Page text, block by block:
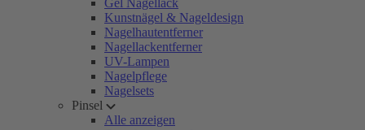
Gel Nagellack
Kunstnägel & Nageldesign
Nagelhautentferner
Nagellackentferner
UV-Lampen
Nagelpflege
Nagelsets
Pinsel
Alle anzeigen